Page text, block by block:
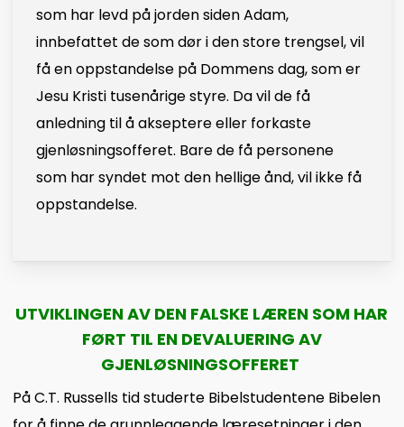
som har levd på jorden siden Adam,
innbefattet de som dør i den store trengsel, vil
få en oppstandelse på Dommens dag, som er
Jesu Kristi tusenårige styre. Da vil de få
anledning til å akseptere eller forkaste
gjenløsningsofferet. Bare de få personene
som har syndet mot den hellige ånd, vil ikke få
oppstandelse.
UTVIKLINGEN AV DEN FALSKE LÆREN SOM HAR
FØRT TIL EN DEVALUERING AV
GJENLØSNINGSOFFERET
På C.T. Russells tid studerte Bibelstudentene Bibelen